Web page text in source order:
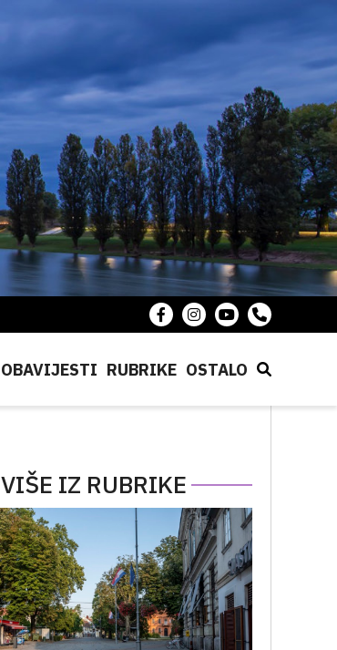
OBAVIJESTI RUBRIKE OSTALO
VIŠE IZ RUBRIKE